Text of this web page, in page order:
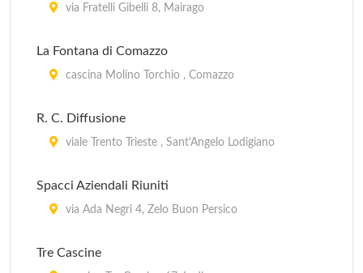
via Fratelli Gibelli 8, Mairago
La Fontana di Comazzo
cascina Molino Torchio , Comazzo
R. C. Diffusione
viale Trento Trieste , Sant'Angelo Lodigiano
Spacci Aziendali Riuniti
via Ada Negri 4, Zelo Buon Persico
Tre Cascine